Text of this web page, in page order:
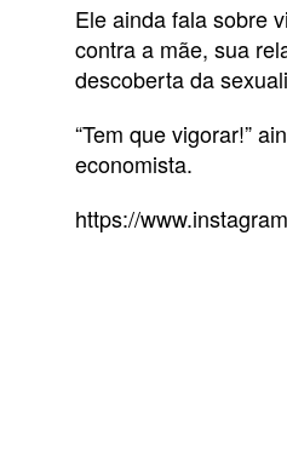
Ele ainda fala sobre
contra a mãe, sua
descoberta da
“Tem que vigorar!”
economista.
https://